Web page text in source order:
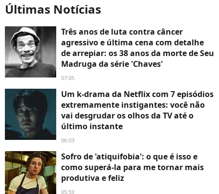
Últimas Notícias
Três anos de luta contra câncer
agressivo e última cena com detalhe
de arrepiar: os 38 anos da morte de Seu
Madruga da série 'Chaves'
07:05
Um k-drama da Netflix com 7 episódios
extremamente instigantes: você não
vai desgrudar os olhos da TV até o
último instante
06:03
Sofro de 'atiquifobia': o que é isso e
como superá-la para me tornar mais
produtiva e feliz
05:59